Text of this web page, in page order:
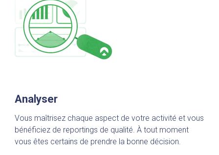
Analyser
Vous maîtrisez chaque aspect de votre activité et vous
bénéficiez de reportings de qualité. À tout moment
vous êtes certains de prendre la bonne décision.